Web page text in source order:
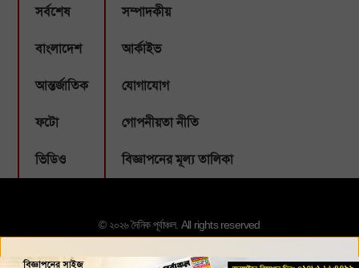
সর্বশেষ
বাংলাদেশ
আন্তর্জাতিক
ফটো
ভিডিও
সম্পাদকীয়
আর্কাইভ
যোগাযোগ
গোপনীয়তা নীতি
বিজ্ঞাপনের মূল্য তালিকা
© ২০২৬ দৈনিক পূর্বাঞ্চল. All rights reserved
Designed & Developed by:Webbubl